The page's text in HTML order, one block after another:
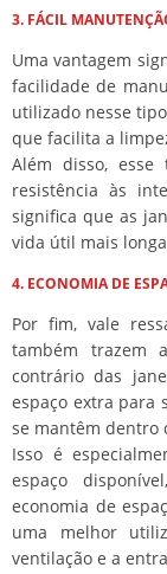
3. FÁCIL
Uma vantagem
facilidade de
utilizado nesse
que facilita a
Além disso,
resistência às
significa que as
vida útil mais
4. ECONOMIA DE
Por fim, vale
também trazem
contrário das
espaço extra para
se mantêm dentro
Isso é
espaço
economia de
uma melhor
ventilação e a